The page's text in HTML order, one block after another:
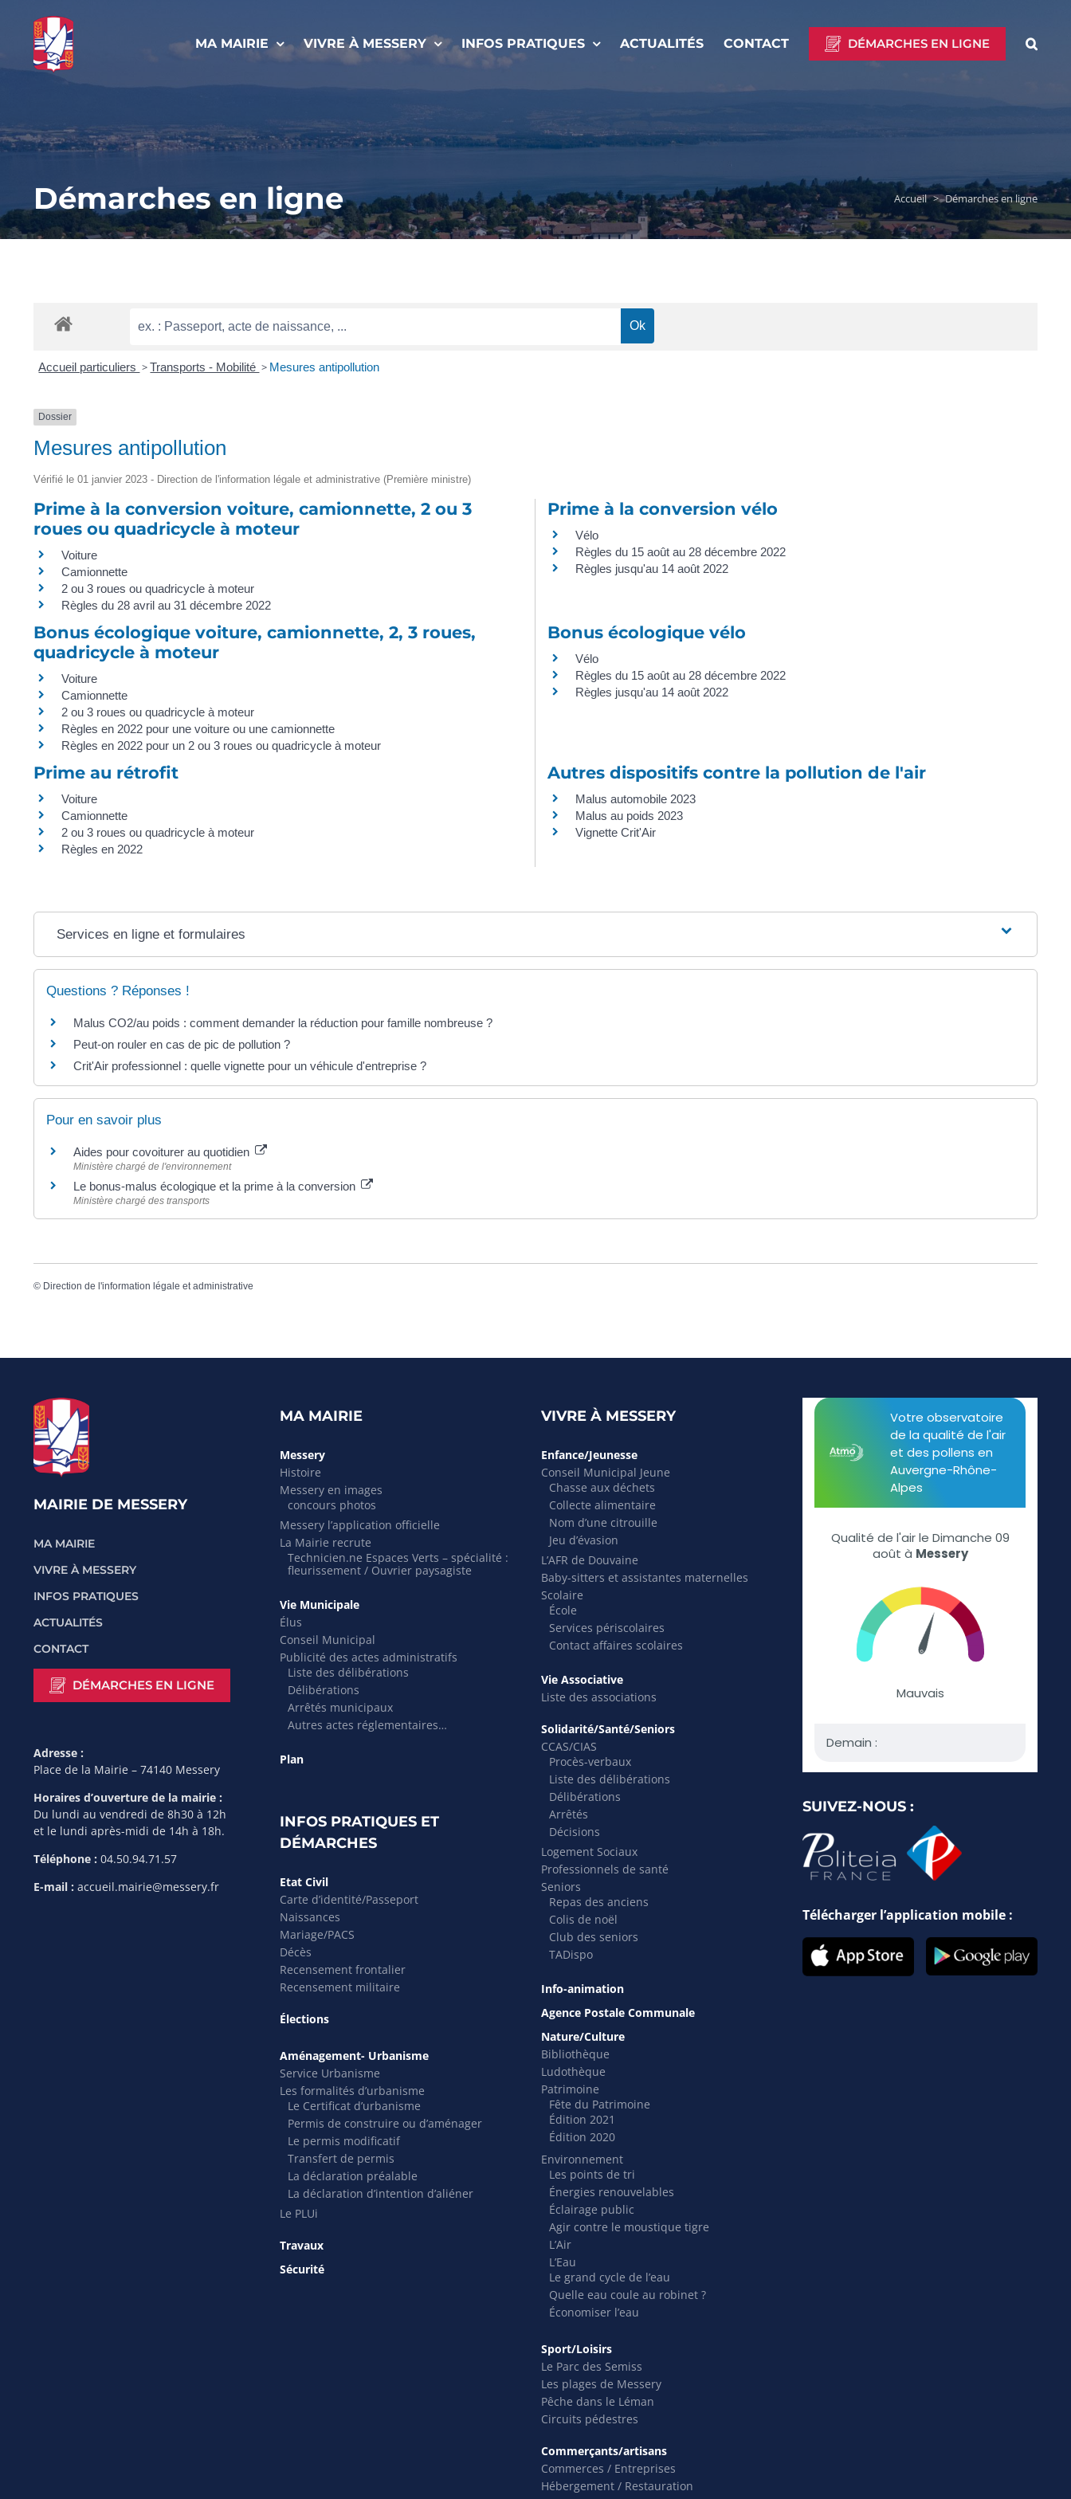
contenu
MA MAIRIE VIVRE À MESSERY INFOS PRATIQUES ACTUALITÉS CONTACT DÉMARCHES EN LIGNE
Démarches en ligne Accueil > Démarches en ligne
Accueil particuliers > Transports - Mobilité > Mesures antipollution
Dossier
Mesures antipollution
Vérifié le 01 janvier 2023 - Direction de l'information légale et administrative (Première ministre)
Prime à la conversion voiture, camionnette, 2 ou 3
roues ou quadricycle à moteur
Voiture
Camionnette
2 ou 3 roues ou quadricycle à moteur
Règles du 28 avril au 31 décembre 2022
Prime à la conversion vélo
Vélo
Règles du 15 août au 28 décembre 2022
Règles jusqu'au 14 août 2022
Bonus écologique voiture, camionnette, 2, 3 roues,
quadricycle à moteur
Voiture
Camionnette
2 ou 3 roues ou quadricycle à moteur
Règles en 2022 pour une voiture ou une camionnette
Règles en 2022 pour un 2 ou 3 roues ou quadricycle à moteur
Bonus écologique vélo
Vélo
Règles du 15 août au 28 décembre 2022
Règles jusqu'au 14 août 2022
Prime au rétrofit
Voiture
Camionnette
2 ou 3 roues ou quadricycle à moteur
Règles en 2022
Autres dispositifs contre la pollution de l'air
Malus automobile 2023
Malus au poids 2023
Vignette Crit'Air
Services en ligne et formulaires
Questions ? Réponses !
Malus CO2/au poids : comment demander la réduction pour famille nombreuse ?
Peut-on rouler en cas de pic de pollution ?
Crit'Air professionnel : quelle vignette pour un véhicule d'entreprise ?
Pour en savoir plus
Aides pour covoiturer au quotidien
Ministère chargé de l'environnement
Le bonus-malus écologique et la prime à la conversion
Ministère chargé des transports
© Direction de l'information légale et administrative
MAIRIE DE MESSERY
MA MAIRIE
VIVRE À MESSERY
INFOS PRATIQUES
ACTUALITÉS
CONTACT
DÉMARCHES EN LIGNE
Adresse :
Place de la Mairie – 74140 Messery
Horaires d’ouverture de la mairie :
Du lundi au vendredi de 8h30 à 12h
et le lundi après-midi de 14h à 18h.
Téléphone : 04.50.94.71.57
E-mail : accueil.mairie@messery.fr
MA MAIRIE
Messery
Histoire
Messery en images
concours photos
Messery l’application officielle
La Mairie recrute
Technicien.ne Espaces Verts – spécialité :
fleurissement / Ouvrier paysagiste
Vie Municipale
Élus
Conseil Municipal
Publicité des actes administratifs
Liste des délibérations
Délibérations
Arrêtés municipaux
Autres actes réglementaires…
Plan
INFOS PRATIQUES ET
DÉMARCHES
Etat Civil
Carte d’identité/Passeport
Naissances
Mariage/PACS
Décès
Recensement frontalier
Recensement militaire
Élections
Aménagement- Urbanisme
Service Urbanisme
Les formalités d’urbanisme
Le Certificat d’urbanisme
Permis de construire ou d’aménager
Le permis modificatif
Transfert de permis
La déclaration préalable
La déclaration d’intention d’aliéner
Le PLUi
Travaux
Sécurité
VIVRE À MESSERY
Enfance/Jeunesse
Conseil Municipal Jeune
Chasse aux déchets
Collecte alimentaire
Nom d’une citrouille
Jeu d’évasion
L’AFR de Douvaine
Baby-sitters et assistantes maternelles
Scolaire
École
Services périscolaires
Contact affaires scolaires
Vie Associative
Liste des associations
Solidarité/Santé/Seniors
CCAS/CIAS
Procès-verbaux
Liste des délibérations
Délibérations
Arrêtés
Décisions
Logement Sociaux
Professionnels de santé
Seniors
Repas des anciens
Colis de noël
Club des seniors
TADispo
Info-animation
Agence Postale Communale
Nature/Culture
Bibliothèque
Ludothèque
Patrimoine
Fête du Patrimoine
Édition 2021
Édition 2020
Environnement
Les points de tri
Énergies renouvelables
Éclairage public
Agir contre le moustique tigre
L’Air
L’Eau
Le grand cycle de l’eau
Quelle eau coule au robinet ?
Économiser l’eau
Sport/Loisirs
Le Parc des Semiss
Les plages de Messery
Pêche dans le Léman
Circuits pédestres
Commerçants/artisans
Commerces / Entreprises
Hébergement / Restauration
SUIVEZ-NOUS :
Télécharger l’application mobile :